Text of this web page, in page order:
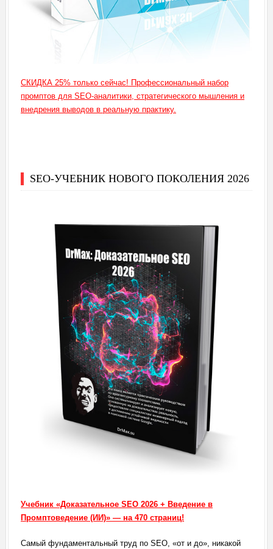
СКИДКА 25% только сейчас! Профессиональный набор
промптов для SEO-аналитики, стратегического мышления и
внедрения выводов в реальную практику.
SEO-УЧЕБНИК НОВОГО ПОКОЛЕНИЯ 2026
Учебник «Доказательное SEO 2026 + Введение в
Промптоведение (ИИ)» — на 470 страниц!
Самый фундаментальный труд по SEO, «от и до», никакой